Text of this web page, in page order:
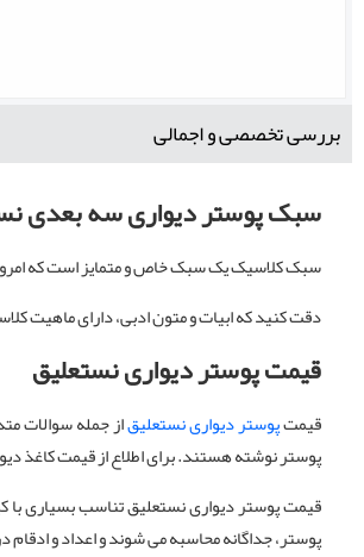
بررسی تخصصی و اجمالی
سبک پوستر دیواری سه بعدی
سبک کلاسیک یک سبک خاص و متمایز است که
دقت کنید که ابیات و متون ادبی، دارای
قیمت پوستر دیواری نستعلیق
قیمتپوستر دیواری نستعلیقاز جمله سوالات
پوستر نوشته هستند. برای اطلاع از قیمت کاغذ
قیمت پوستر دیواری نستعلیق تناسب بسیاری
پوستر، جداگانه محاسبه می شوند و اعداد و